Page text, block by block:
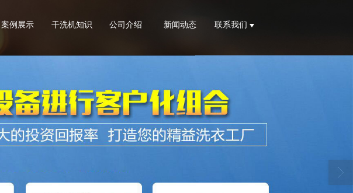
案例展示 干洗机知识 公司介绍 新闻动态 联系我们